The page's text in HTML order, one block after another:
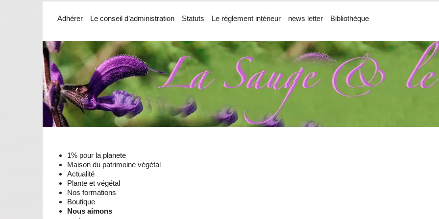
Adhérer Le conseil d’administration Statuts Le réglement intérieur news letter Bibliothèque
1% pour la planete
Maison du patrimoine végétal
Actualité
Plante et végétal
Nos formations
Boutique
Nous aimons